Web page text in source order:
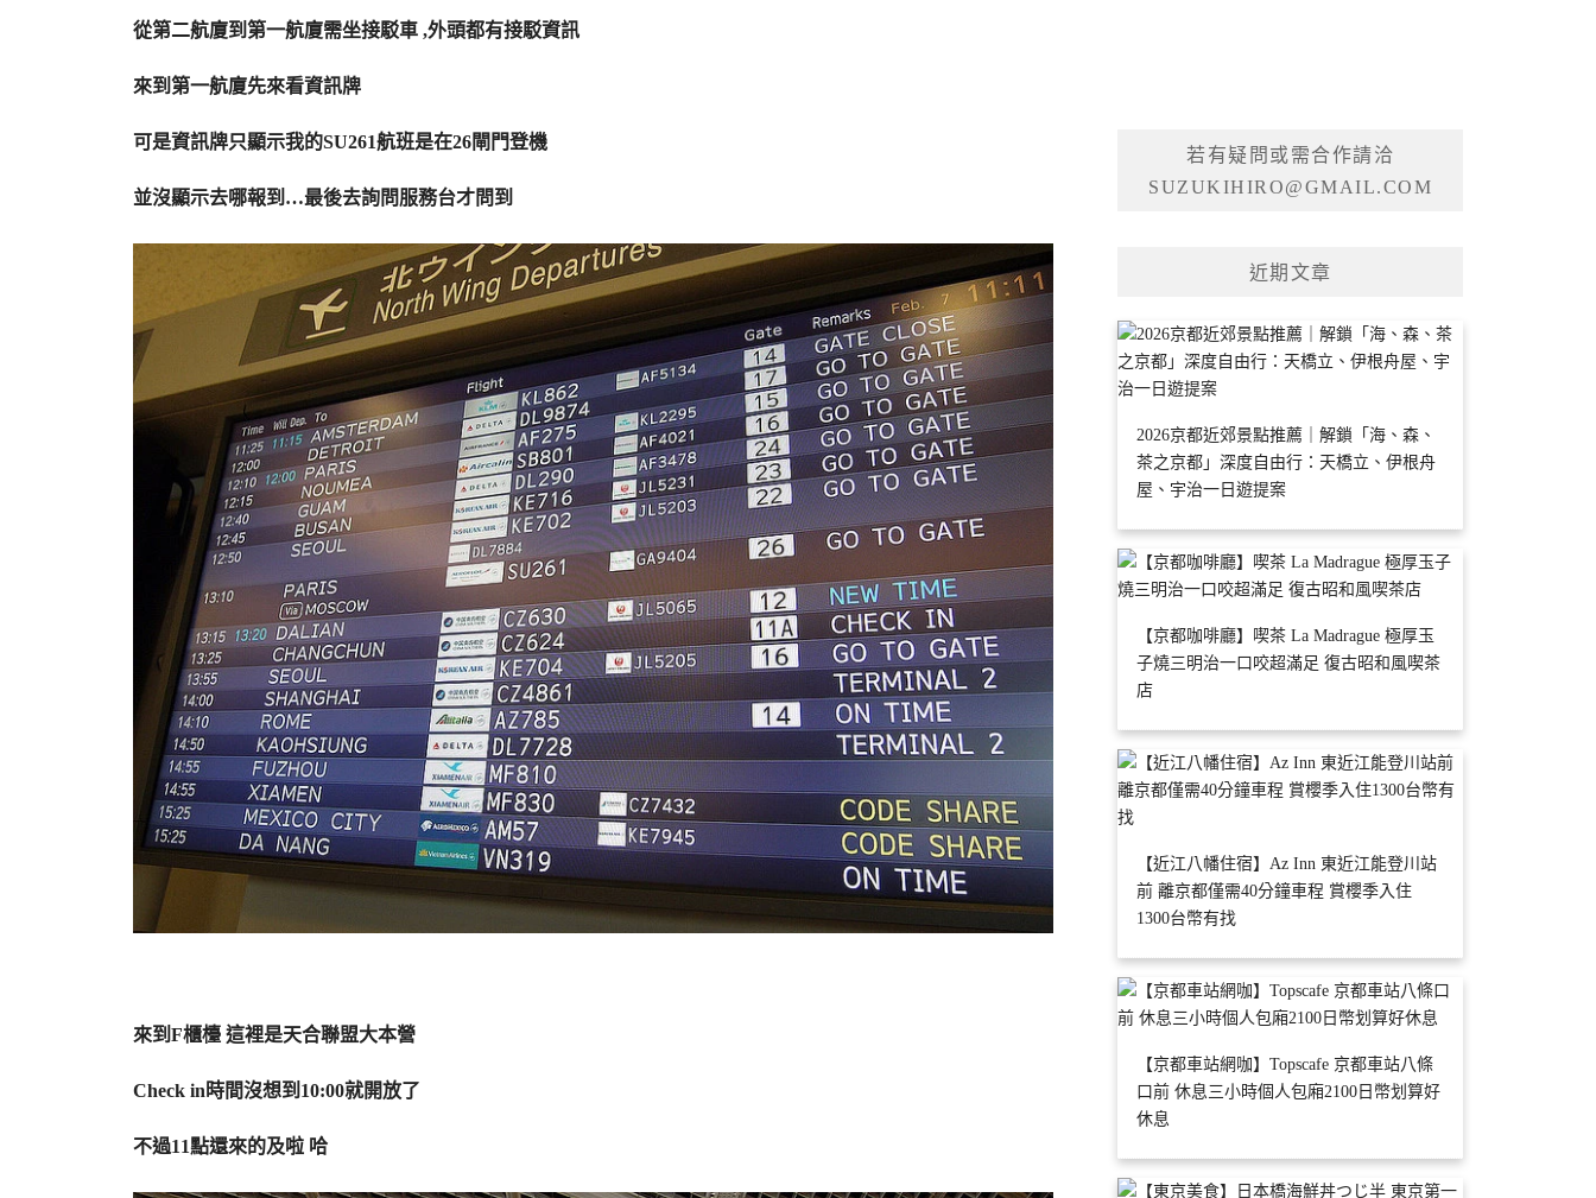
從第二航廈到第一航廈需坐接駁車 ,外頭都有接駁資訊
來到第一航廈先來看資訊牌
可是資訊牌只顯示我的SU261航班是在26閘門登機
並沒顯示去哪報到…最後去詢問服務台才問到
來到F櫃檯 這裡是天合聯盟大本營
Check in時間沒想到10:00就開放了
不過11點還來的及啦 哈
若有疑問或需合作請洽
SUZUKIHIRO@GMAIL.COM
近期文章
2026京都近郊景點推薦｜解鎖「海、森、
茶之京都」深度自由行：天橋立、伊根舟
屋、宇治一日遊提案
【京都咖啡廳】喫茶 La Madrague 極厚玉
子燒三明治一口咬超滿足 復古昭和風喫茶
店
【近江八幡住宿】Az Inn 東近江能登川站
前 離京都僅需40分鐘車程 賞櫻季入住
1300台幣有找
【京都車站網咖】Topscafe 京都車站八條
口前 休息三小時個人包廂2100日幣划算好
休息